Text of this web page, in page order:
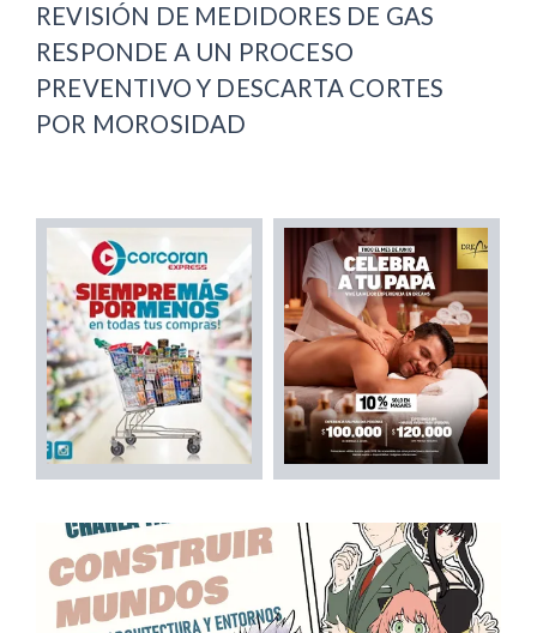
REVISIÓN DE MEDIDORES DE GAS
RESPONDE A UN PROCESO
PREVENTIVO Y DESCARTA CORTES
POR MOROSIDAD